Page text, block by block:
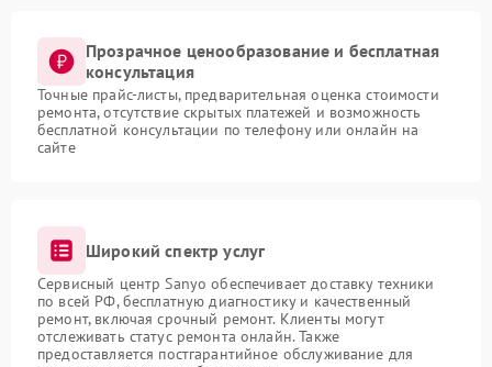
Прозрачное ценообразование и бесплатная
консультация
Точные прайс-листы, предварительная оценка стоимости
ремонта, отсутствие скрытых платежей и возможность
бесплатной консультации по телефону или онлайн на
сайте
Широкий спектр услуг
Сервисный центр Sanyo обеспечивает доставку техники
по всей РФ, бесплатную диагностику и качественный
ремонт, включая срочный ремонт. Клиенты могут
отслеживать статус ремонта онлайн. Также
предоставляется постгарантийное обслуживание для